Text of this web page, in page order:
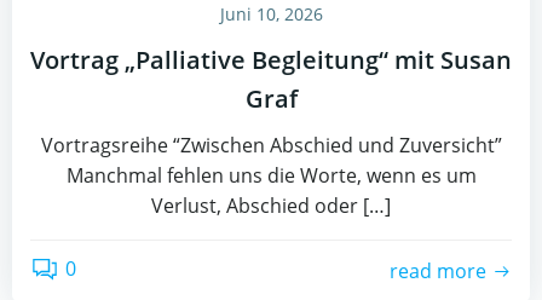
Juni 10, 2026
Vortrag „Palliative Begleitung“ mit Susan
Graf
Vortragsreihe “Zwischen Abschied und Zuversicht”
Manchmal fehlen uns die Worte, wenn es um
Verlust, Abschied oder […]
0 read more